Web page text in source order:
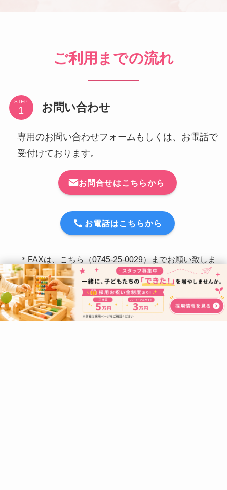
ご利用までの流れ
STEP お問い合わせ
専用のお問い合わせフォームもしくは、お電話で
受付けております。
お問合せはこちらから
お電話はこちらから
＊FAXは、こちら（0745-25-0029）までお願い致しま
す。
STEP 体験・見学